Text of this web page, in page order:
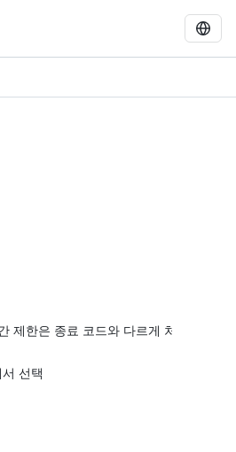
제한은 종료 코드와 다르게 처
선택